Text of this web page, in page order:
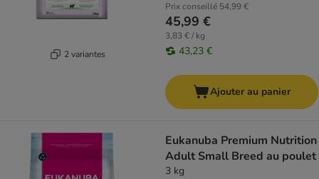
2 variantes
Prix conseillé 54,99 €
45,99 €
3,83 € / kg
43,23 €
Ajouter au panier
Eukanuba Premium Nutrition
Adult Small Breed au poulet
3 kg